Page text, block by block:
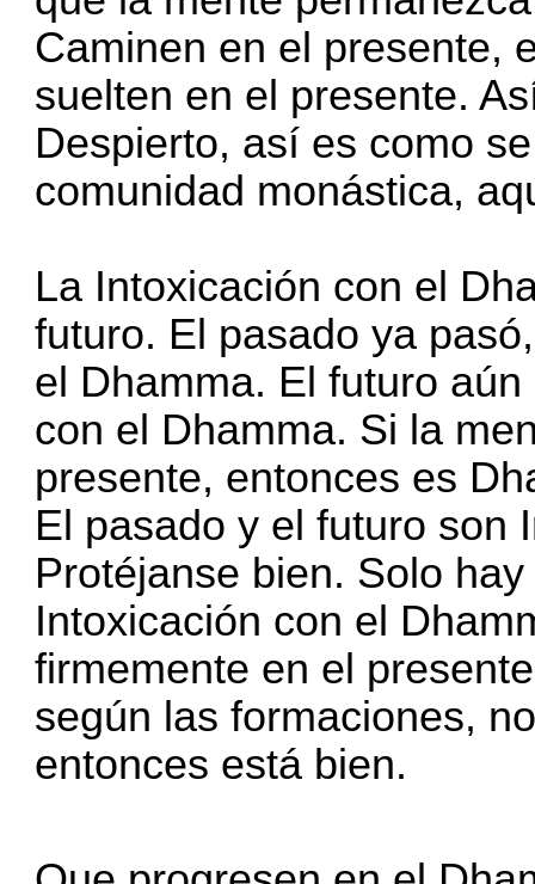
Caminen en el presente,
suelten en el presente.
Despierto, así es como
comunidad monástica,
La Intoxicación con el
futuro. El pasado ya
el Dhamma. El futuro
con el Dhamma. Si la
presente, entonces es
El pasado y el futuro son
Protéjanse bien. Solo
Intoxicación con el
firmemente en el
según las formaciones,
entonces está bien.